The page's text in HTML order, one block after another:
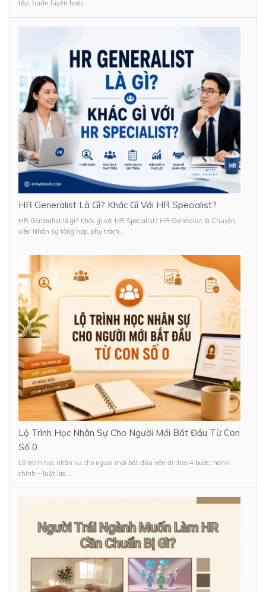
tập, huấn luyện hoặc...
HR Generalist Là Gì? Khác Gì Với HR Specialist?
HR Generalist là gì? Khác gì với HR Specialist? HR Generalist là Chuyên
viên Nhân sự tổng hợp, phụ trách...
Lộ Trình Học Nhân Sự Cho Người Mới Bắt Đầu Từ Con
Số 0
Lộ trình học nhân sự cho người mới bắt đầu nên đi theo 4 bước: hành
chính – luật lao...